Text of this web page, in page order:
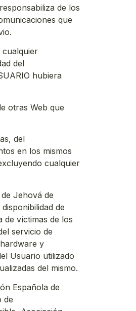
de los
que
cualquier
del
hubiera
otras Web que
del
en los mismos
cualquier
Jehová de
de
de víctimas de los
servicio de
y
Usuario utilizado
del mismo.
Española de
de